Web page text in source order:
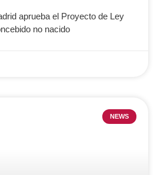
aprueba el Proyecto de Ley
no nacido
NEWS